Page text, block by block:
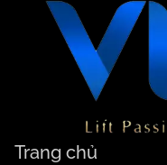
Trang chủ